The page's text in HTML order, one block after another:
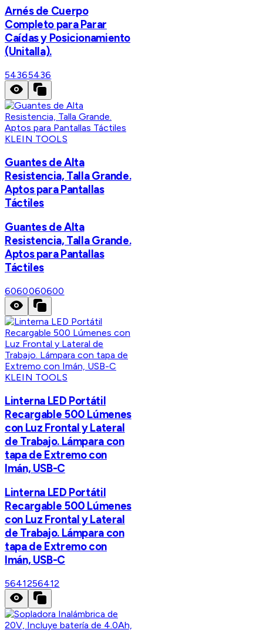
Arnés de Cuerpo
Completo para Parar
Caídas y Posicionamiento
(Unitalla).
54365436
KLEIN TOOLS
Guantes de Alta
Resistencia, Talla Grande.
Aptos para Pantallas
Táctiles
Guantes de Alta
Resistencia, Talla Grande.
Aptos para Pantallas
Táctiles
6060060600
KLEIN TOOLS
Linterna LED Portátil
Recargable 500 Lúmenes
con Luz Frontal y Lateral
de Trabajo. Lámpara con
tapa de Extremo con
Imán, USB-C
Linterna LED Portátil
Recargable 500 Lúmenes
con Luz Frontal y Lateral
de Trabajo. Lámpara con
tapa de Extremo con
Imán, USB-C
5641256412